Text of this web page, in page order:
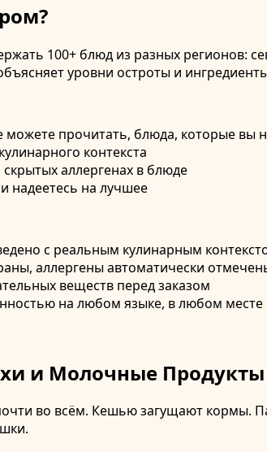
100+ блюд из разных регионов:
уровни остроты и
можете прочитать, блюда, которые вы
контекста
аллергенах в блюде
надеетесь на лучшее
с реальным кулинарным
аллергены автоматически
веществ перед заказом
на любом языке, в любом месте
и Молочные Продукты
во всём. Кешью загущают кормы.